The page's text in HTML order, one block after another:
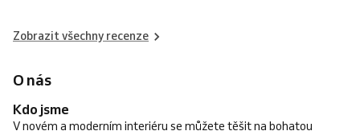
Zobrazit všechny recenze
O nás
Kdo jsme
V novém a moderním interiéru se můžete těšit na bohatou